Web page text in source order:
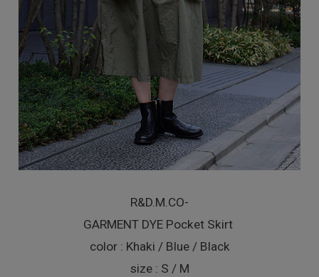
R&D.M.CO-
GARMENT DYE Pocket Skirt
color : Khaki / Blue / Black
size : S / M